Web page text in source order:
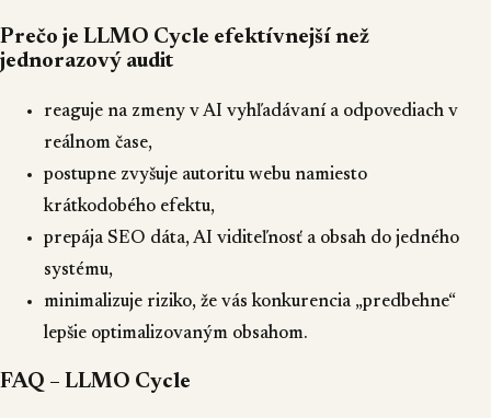
Prečo je LLMO Cycle efektívnejší než
jednorazový audit
reaguje na zmeny v AI vyhľadávaní a odpovediach v
reálnom čase,
postupne zvyšuje autoritu webu namiesto
krátkodobého efektu,
prepája SEO dáta, AI viditeľnosť a obsah do jedného
systému,
minimalizuje riziko, že vás konkurencia „predbehne“
lepšie optimalizovaným obsahom.
FAQ – LLMO Cycle